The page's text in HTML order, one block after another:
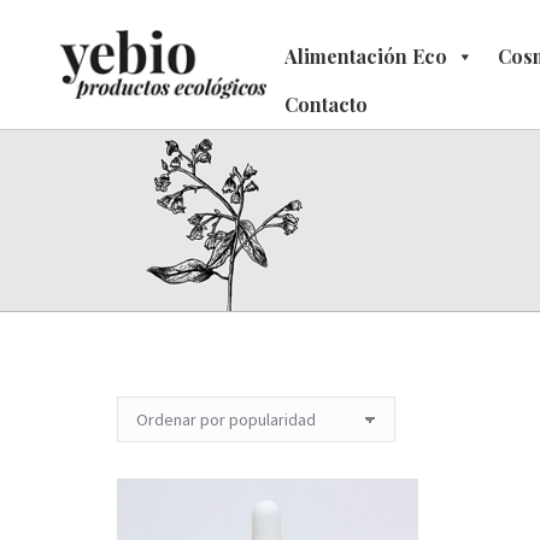
Alimentación Eco
Contacto
Alimentación Eco
Contacto